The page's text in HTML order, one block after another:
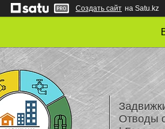
Создать сайт на Satu.kz
Отводы